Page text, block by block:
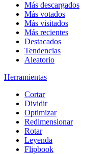
Más descargados
Más votados
Más visitados
Más recientes
Destacados
Tendencias
Aleatorio
Herramientas
Cortar
Dividir
Optimizar
Redimensionar
Rotar
Leyenda
Flipbook